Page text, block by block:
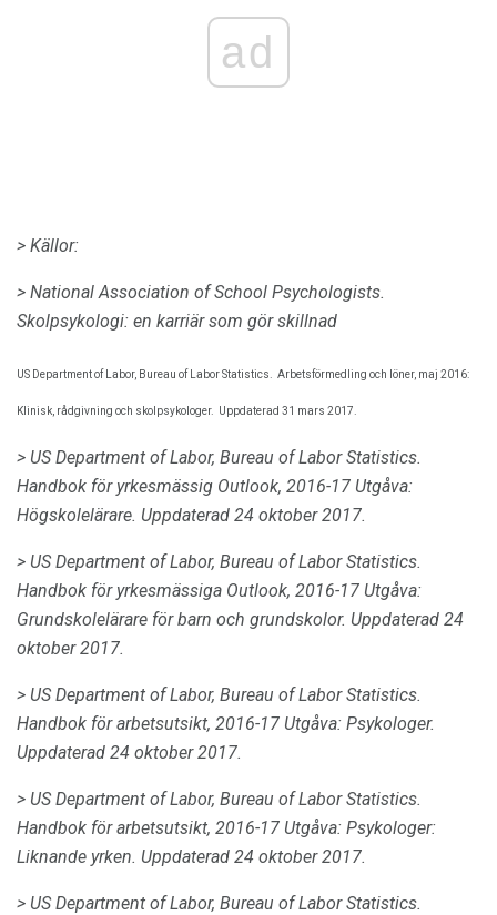
ad
> Källor:
> National Association of School Psychologists.
Skolpsykologi: en karriär som gör skillnad
US Department of Labor, Bureau of Labor Statistics. Arbetsförmedling och löner, maj 2016:
Klinisk, rådgivning och skolpsykologer. Uppdaterad 31 mars 2017.
> US Department of Labor, Bureau of Labor Statistics.
Handbok för yrkesmässig Outlook, 2016-17 Utgåva:
Högskolelärare. Uppdaterad 24 oktober 2017.
> US Department of Labor, Bureau of Labor Statistics.
Handbok för yrkesmässiga Outlook, 2016-17 Utgåva:
Grundskolelärare för barn och grundskolor. Uppdaterad 24
oktober 2017.
> US Department of Labor, Bureau of Labor Statistics.
Handbok för arbetsutsikt, 2016-17 Utgåva: Psykologer.
Uppdaterad 24 oktober 2017.
> US Department of Labor, Bureau of Labor Statistics.
Handbok för arbetsutsikt, 2016-17 Utgåva: Psykologer:
Liknande yrken. Uppdaterad 24 oktober 2017.
> US Department of Labor, Bureau of Labor Statistics.